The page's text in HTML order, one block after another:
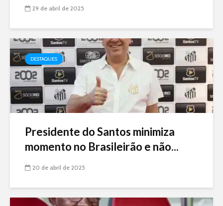
29 de abril de 2025
DESTAQUES
Presidente do Santos minimiza
momento no Brasileirão e não...
20 de abril de 2025